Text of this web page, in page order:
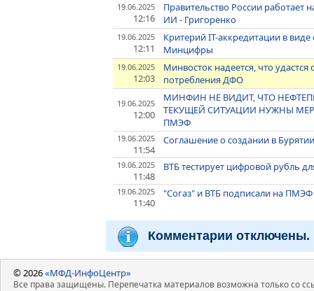
19.06.2025
12:16
Правительство России
ИИ - Григоренко
19.06.2025
12:11
Критерий IT-аккредитации в виде
Минцифры
19.06.2025
12:03
Минвосток надеется, что
потребления ДФО
19.06.2025
12:00
МИНФИН НЕ ВИДИТ, ЧТО
ТЕКУЩЕЙ СИТУАЦИИ НУЖНЫ
ПМЭФ
19.06.2025
11:54
Соглашение о создании в
19.06.2025
11:48
ВТБ тестирует цифровой рубль
19.06.2025
11:40
"Согаз" и ВТБ подписали на
Комментарии отключены.
© 2026«МФД-ИнфоЦентр»
Все права защищены. Перепечатка материалов возможна только со